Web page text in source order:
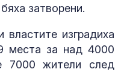
затворени.
изградиха
места за над 4000
7000 жители след